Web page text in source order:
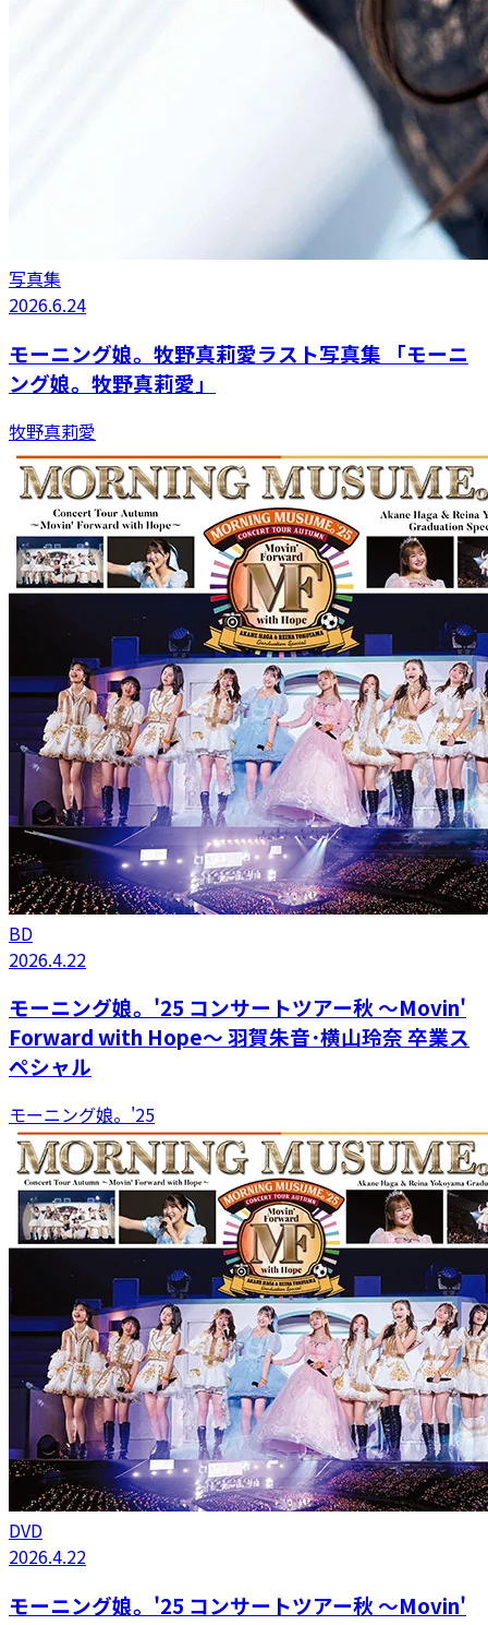
写真集
2026.6.24
モーニング娘。牧野真莉愛ラスト写真集 「モーニ
ング娘。牧野真莉愛」
牧野真莉愛
BD
2026.4.22
モーニング娘。'25 コンサートツアー秋 ～Movin'
Forward with Hope～ 羽賀朱音･横山玲奈 卒業ス
ペシャル
モーニング娘。'25
DVD
2026.4.22
モーニング娘。'25 コンサートツアー秋 ～Movin'